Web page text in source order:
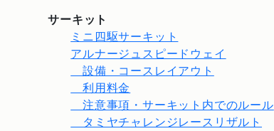
サーキット
ミニ四駆サーキット
アルナージュスピードウェイ
設備・コースレイアウト
利用料金
注意事項・サーキット内でのルール
タミヤチャレンジレースリザルト